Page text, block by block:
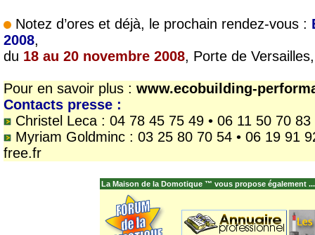
Notez d’ores et déjà, le prochain rendez-vous :
2008,
du 18 au 20 novembre 2008, Porte de
Pour en savoir plus : www.ecobuilding-
Contacts presse :
Christel Leca : 04 78 45 75 49 • 06 11 50 70
Myriam Goldminc : 03 25 80 70 54 • 06 19 91
free.fr
La Maison de la Domotique ™ vous propose également ...